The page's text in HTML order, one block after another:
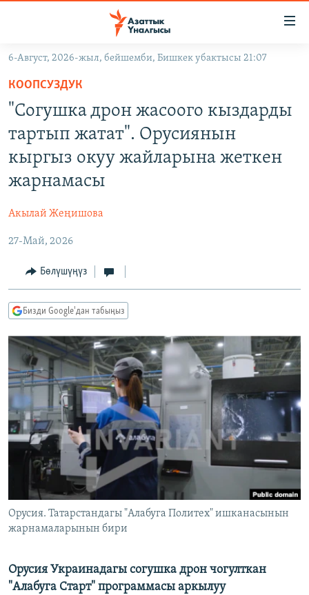
Навигацияга
өтүңүз
Издөөгө
салыңыз
КЫРГЫЗСТАН
КЫРГЫЗСТАН
ДҮЙНӨ
УКРАИНА
ЭКСПЕРТТЕР ТАЛДАЙТ
БИЗ ЖАНА ДҮЙНӨ
ЭЖЕ-СИҢДИЛЕР
АЗАТТЫК+
ЫҢГАЙСЫЗ СУРООЛОР
ӨЗГӨЧӨ ПИКИР
ОНЛАЙН ШЕРИНЕ
ЭЕ/АРнун бардык сайттары
6-Август, 2026-жыл, бейшемби, Бишкек убактысы 21:07
КООПСУЗДУК
"Согушка дрон жасоого кыздарды
тартып жатат". Орусиянын
кыргыз окуу жайларына жеткен
жарнамасы
Акылай Жеңишова
27-Май, 2026
Бөлүшүңүз
Бизди Google'дан табыңыз
Орусия. Татарстандагы "Алабуга Политех" ишканасынын
жарнамаларынын бири
Орусия Украинадагы согушка дрон чогулткан
"Алабуга Старт" программасы аркылуу